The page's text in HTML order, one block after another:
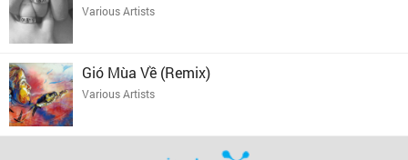
Various Artists
Gió Mùa Về (Remix)
Various Artists